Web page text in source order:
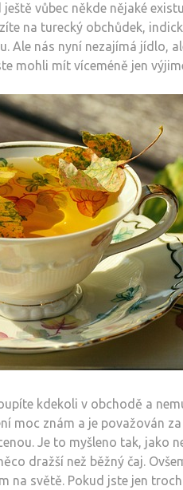
vůbec někde nějaké
na turecký obchůdek,
Ale nás nyní nezajímá jídlo,
mohli mít víceméně jen
kdekoli v obchodě a
moc znám a je považován
Je to myšleno tak, jako
dražší než běžný čaj.
na světě. Pokud jste jen